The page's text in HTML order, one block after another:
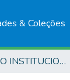
& Coleções
PRODUÇÃO INSTITUCIONAL